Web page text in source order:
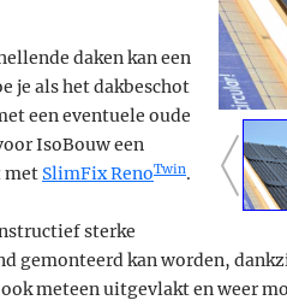
daken kan een
je als het dakbeschot
een eventuele oude
IsoBouw een
met SlimFix RenoTwin.
sterke
gemonteerd kan worden,
meteen uitgevlakt en weer